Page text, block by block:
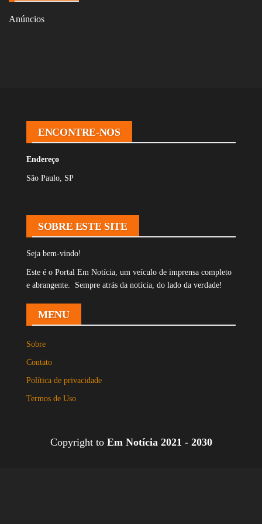
Anúncios
ENCONTRE-NOS
Endereço
São Paulo, SP
SOBRE ESTE SITE
Seja bem-vindo!
Este é o Portal Em Notícia, um veículo de imprensa completo
e abrangente. Sempre atrás da notícia, do lado da verdade!
MENU
Sobre
Contato
Política de privacidade
Termos de Uso
Copyright to Em Notícia 2021 - 2030